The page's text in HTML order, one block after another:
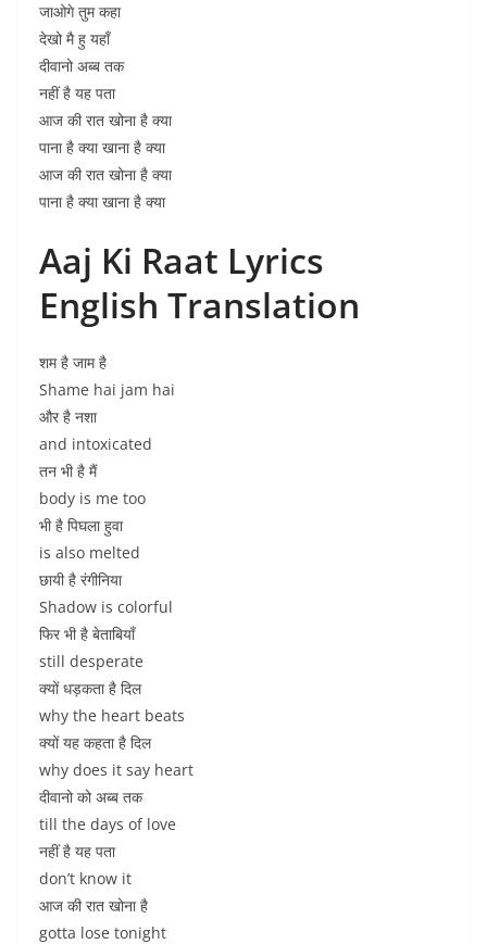
जाओगे तुम कहा
देखो मै हु यहाँ
दीवानो अब्ब तक
नहीं है यह पता
आज की रात खोना है क्या
पाना है क्या खाना है क्या
आज की रात खोना है क्या
पाना है क्या खाना है क्या
Aaj Ki Raat Lyrics
English Translation
शम है जाम है
Shame hai jam hai
और है नशा
and intoxicated
तन भी है मैं
body is me too
भी है पिघला हुवा
is also melted
छायी है रंगीनिया
Shadow is colorful
फिर भी है बेताबियाँ
still desperate
क्यों धड़कता है दिल
why the heart beats
क्यों यह कहता है दिल
why does it say heart
दीवानो को अब्ब तक
till the days of love
नहीं है यह पता
don’t know it
आज की रात खोना है
gotta lose tonight